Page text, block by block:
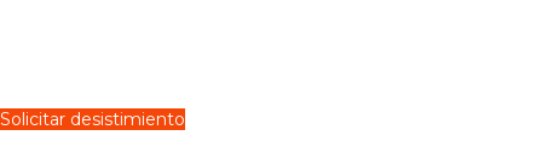
Solicitar desistimiento